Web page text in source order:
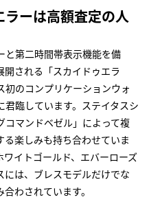
ラーは高額査定の人
と第二時間帯表示機能を備
開される「スカイドゥエラ
のコンプリケーションウォ
臨しています。ステイタスシ
コマンドベゼル」によって複
楽しみも持ち合わせていま
イトゴールド、エバーローズ
は、ブレスモデルだけでな
わされています。